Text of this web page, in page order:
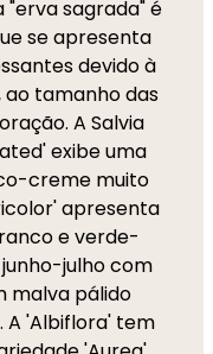
"erva sagrada" é
se apresenta
devido à
tamanho das
A Salvia
exibe uma
creme muito
apresenta
e verde-
julho com
malva pálido
A 'Albiflora' tem